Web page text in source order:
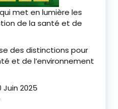
met en lumière les
de la santé et de
des distinctions pour
et de l’environnement
Juin 2025